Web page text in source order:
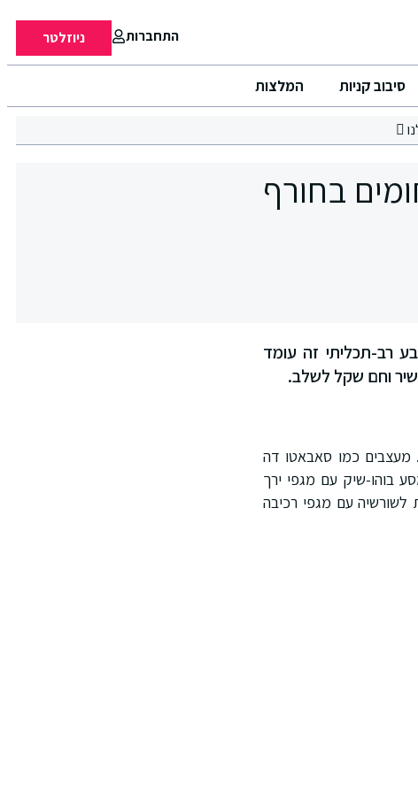
התחברות ניוזלטר
סיבוב קניות המלצות
בחורף
רב-תכליתי זה עומד
וחם שקל לשלב.
הפריט החובה. מעצבים כמו סאבאטו דה
בוהו-שיק עם מגפי ירך
לשורשיה עם מגפי רכיבה